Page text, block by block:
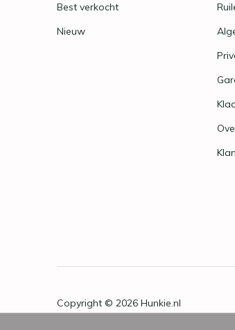
Best verkocht
Nieuw
Copyright © 2026 Hunkie.nl